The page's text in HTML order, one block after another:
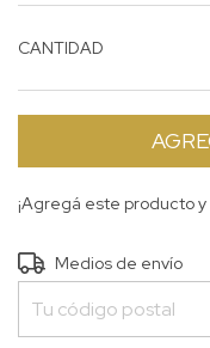
CANTIDAD
¡Agregá este producto y
Entregas para el CP:
Medios de envío